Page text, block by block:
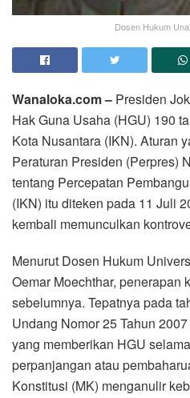
Dosen Hukum
Wanaloka.com – Presiden
Hak Guna Usaha (HGU) 190
Kota Nusantara (IKN). Aturan
Peraturan Presiden (Perpres)
tentang Percepatan
(IKN) itu diteken pada 11 Juli
kembali memunculkan
Menurut Dosen Hukum
Oemar Moechthar, penerapan
sebelumnya. Tepatnya pada
Undang Nomor 25 Tahun
yang memberikan HGU
perpanjangan atau
Konstitusi (MK) menganulir